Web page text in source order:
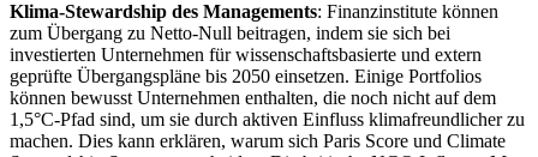
Klima-Stewardship des Managements: Finanzinstitute können
zum Übergang zu Netto-Null beitragen, indem sie sich bei
investierten Unternehmen für wissenschaftsbasierte und extern
geprüfte Übergangspläne bis 2050 einsetzen. Einige Portfolios
können bewusst Unternehmen enthalten, die noch nicht auf dem
1,5°C-Pfad sind, um sie durch aktiven Einfluss klimafreundlicher zu
machen. Dies kann erklären, warum sich Paris Score und Climate